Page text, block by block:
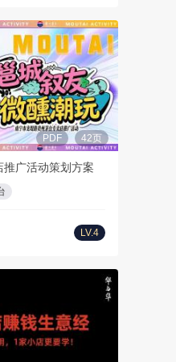
PDF 42页
广活动策划方案
LV.4